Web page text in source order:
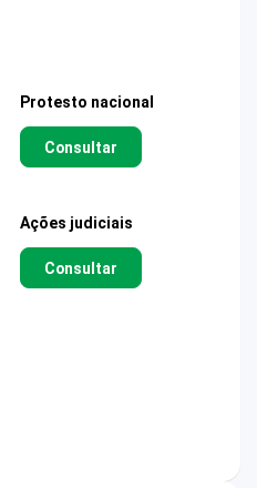
Protesto nacional
Consultar
Ações judiciais
Consultar